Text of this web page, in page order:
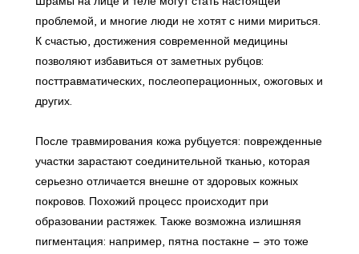
проблемой, и многие люди не хотят с ними мириться.
К счастью, достижения современной медицины
позволяют избавиться от заметных рубцов:
посттравматических, послеоперационных, ожоговых и
других.
После травмирования кожа рубцуется: поврежденные
участки зарастают соединительной тканью, которая
серьезно отличается внешне от здоровых кожных
покровов. Похожий процесс происходит при
образовании растяжек. Также возможна излишняя
пигментация: например, пятна постакне – это тоже